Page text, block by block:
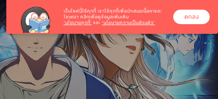
เว็บไซต์นี้ใช้คุกกี้ เราใช้คุกกี้เพื่อนำเสนอเนื้อหาและ
โฆษณา คลิกเพื่อดูข้อมูลเพิ่มเติม
‘นโยบายคุกกี้’ และ ‘นโยบายความเป็นส่วนตัว’
ตกลง